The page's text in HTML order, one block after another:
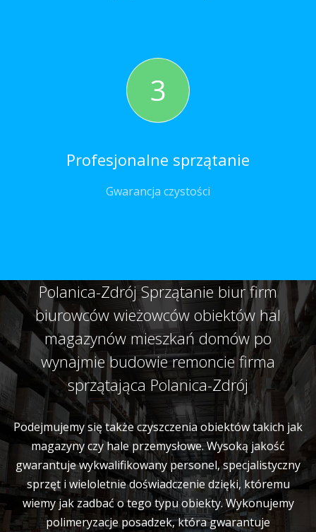
3
Profesjonalne sprzątanie
Gwarancja czystości
Polanica-Zdrój Sprzątanie biur firm
biurowców wieżowców obiektów hal
magazynów mieszkań domów po
wynajmie budowie remoncie firma
sprzątająca Polanica-Zdrój
Podejmujemy się także czyszczenia obiektów takich jak
magazyny czy hale przemysłowe. Wysoką jakość
gwarantuje wykwalifikowany personel, specjalistyczny
sprzęt i wieloletnie doświadczenie dzięki, któremu
wiemy jak zadbać o tego typu obiekty. Wykonujemy
polimeryzacje posadzek, która gwarantuje